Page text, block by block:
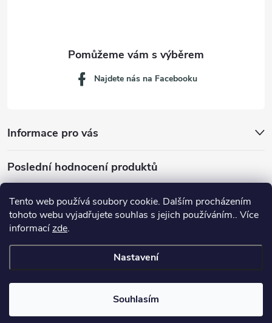
Tento web používá soubory cookie. Dalším procházením
tohoto webu vyjadřujete souhlas s jejich používáním.. Více
informacízde.
Nastavení
Souhlasím
Informace pro vás
Najdete nás na Facebooku
Poslední hodnocení produktů
Dávkovací lžička na mletou kávu 53132C8134
Copyright 2026JM servis. Všechna práva vyhrazena.